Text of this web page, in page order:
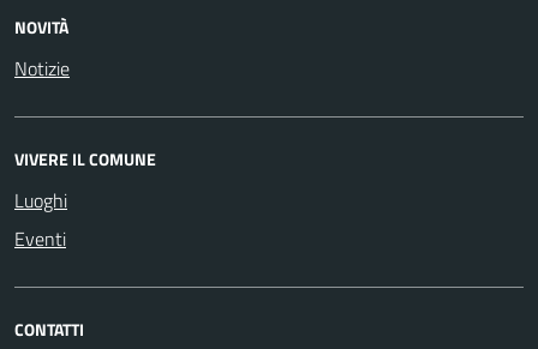
NOVITÀ
Notizie
VIVERE IL COMUNE
Luoghi
Eventi
CONTATTI